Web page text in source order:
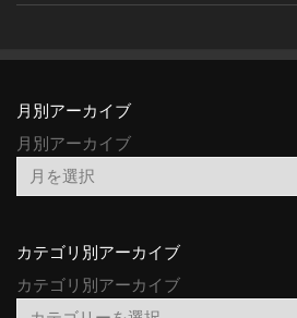
月別アーカイブ
月別アーカイブ
カテゴリ別アーカイブ
カテゴリ別アーカイブ